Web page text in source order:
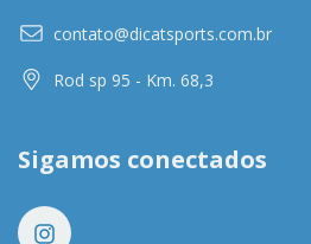
contato@dicatsports.com.br
Rod sp 95 - Km. 68,3
Sigamos conectados